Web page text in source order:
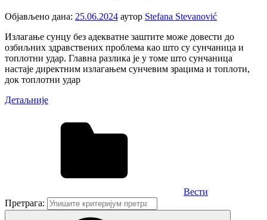
Објављено дана: 25.06.2024 аутор Stefana Stevanović
Излагање сунцу без адекватне заштите може довести до
озбиљних здравствених проблема као што су сунчаница и
топлотни удар. Главна разлика је у томе што сунчаница
настаје директним излагањем сунчевим зрацима и топлоти,
док топлотни удар
Детаљније
Вести
Претрага: